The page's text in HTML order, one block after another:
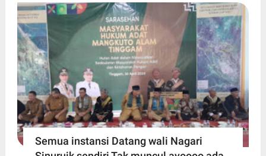
Semua instansi Datang wali Nagari